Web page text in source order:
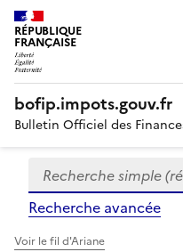
RÉPUBLIQUE
FRANÇAISE
bofip.impots.gouv.fr
Bulletin Officiel des
Formulaire
de
recherche
Recherche simple
Recherche avancée
Voir le fil d'Ariane